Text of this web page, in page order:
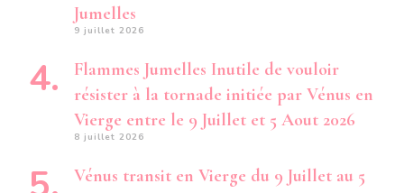
Jumelles
9 juillet 2026
Flammes Jumelles Inutile de vouloir
résister à la tornade initiée par Vénus en
Vierge entre le 9 Juillet et 5 Aout 2026
8 juillet 2026
Vénus transit en Vierge du 9 Juillet au 5